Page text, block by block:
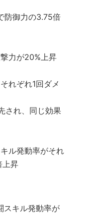
防御力の3.75倍
力が20%上昇
れぞれ1回ダメ
され、同じ効果
ル発動率がそれ
上昇
スキル発動率が